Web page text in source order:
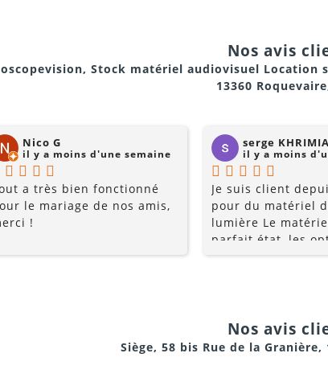
Nos avis
Stock matériel audiovisuel Location
13360
Nico G
il y a moins d'une semaine
a très bien fonctionné
le mariage de nos amis,
!
serge
il y a moins
Je suis client
pour du matériel
lumière Le
parfait état, les
multiples, et les
chercher ailleurs?
recommande
Nos avis
Siège, 58 bis Rue de la